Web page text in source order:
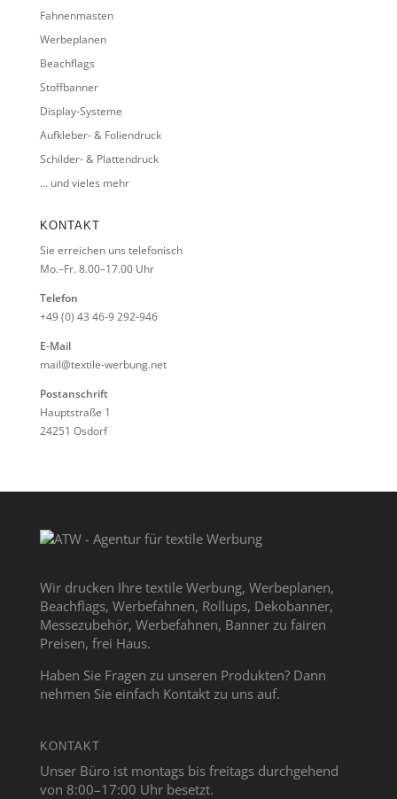
Fahnenmasten
Werbeplanen
Beachflags
Stoffbanner
Display-Systeme
Aufkleber- & Foliendruck
Schilder- & Plattendruck
… und vieles mehr
KONTAKT
Sie erreichen uns telefonisch
Mo.–Fr. 8.00–17.00 Uhr
Telefon
+49 (0) 43 46-9 292-946
E-Mail
mail@textile-werbung.net
Postanschrift
Hauptstraße 1
24251 Osdorf
Wir drucken Ihre textile Werbung, Werbeplanen,
Beachflags, Werbefahnen, Rollups, Dekobanner,
Messezubehör, Werbefahnen, Banner zu fairen
Preisen, frei Haus.
Haben Sie Fragen zu unseren Produkten? Dann
nehmen Sie einfach Kontakt zu uns auf.
KONTAKT
Unser Büro ist montags bis freitags durchgehend
von 8:00–17:00 Uhr besetzt.